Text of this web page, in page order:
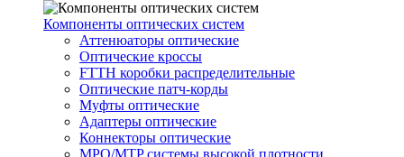
Компоненты оптических систем
Аттенюаторы оптические
Оптические кроссы
FTTH коробки распределительные
Оптические патч-корды
Муфты оптические
Адаптеры оптические
Коннекторы оптические
MPO/MTP системы высокой плотности